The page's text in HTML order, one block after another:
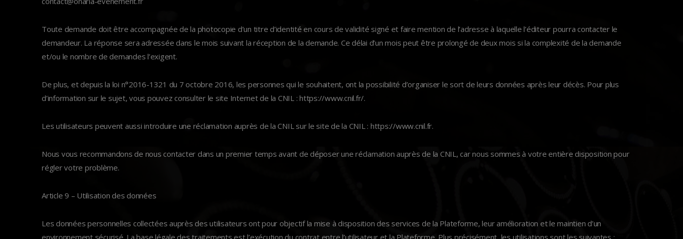
Toute demande doit être accompagnée de la photocopie d’un titre d’identité en cours de validité signé et faire mention de l’adresse à laquelle l’éditeur pourra contacter le
demandeur. La réponse sera adressée dans le mois suivant la réception de la demande. Ce délai d’un mois peut être prolongé de deux mois si la complexité de la demande
et/ou le nombre de demandes l’exigent.
De plus, et depuis la loi n°2016-1321 du 7 octobre 2016, les personnes qui le souhaitent, ont la possibilité d’organiser le sort de leurs données après leur décès. Pour plus
d’information sur le sujet, vous pouvez consulter le site Internet de la CNIL : https://www.cnil.fr/.
Les utilisateurs peuvent aussi introduire une réclamation auprès de la CNIL sur le site de la CNIL : https://www.cnil.fr.
Nous vous recommandons de nous contacter dans un premier temps avant de déposer une réclamation auprès de la CNIL, car nous sommes à votre entière disposition pour
régler votre problème.
Article 9 – Utilisation des données
Les données personnelles collectées auprès des utilisateurs ont pour objectif la mise à disposition des services de la Plateforme, leur amélioration et le maintien d’un
environnement sécurisé. La base légale des traitements est l’exécution du contrat entre l’utilisateur et la Plateforme. Plus précisément, les utilisations sont les suivantes :